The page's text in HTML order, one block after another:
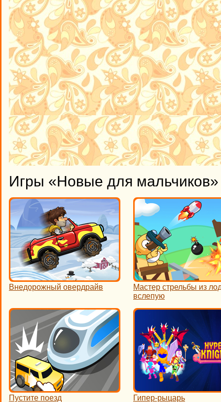
Игры «Новые для мальчиков»
Внедорожный овердрайв
Мастер стрельбы из
вслепую
Пустите поезд Гипер-рыцарь